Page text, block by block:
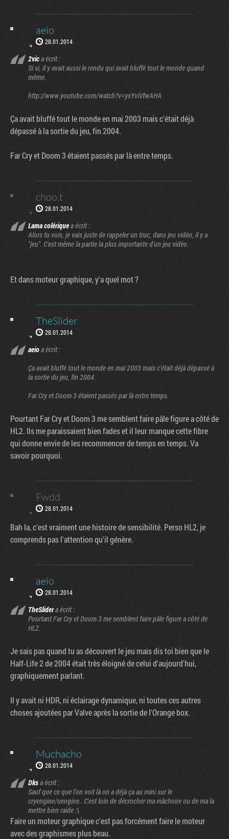
aeio
28.01.2014
2vica écrit :
Si si, il y avait aussi le rendu qui avait bluffé tout le monde quand
même.
http://www.youtube.com/watch?v=yxYviVfwAHA
Ça avait bluffé tout le monde en mai 2003 mais c'était déjà
dépassé à la sortie du jeu, fin 2004.
Far Cry et Doom 3 étaient passés par là entre temps.
choo.t
28.01.2014
Lama colériquea écrit :
Alors tu vois, je vais juste de rappeler un truc, dans jeu vidéo, il y a
"jeu". C'est même la partie la plus importante d'un jeu vidéo.
Et dans moteur graphique, y'a quel mot ?
TheSlider
28.01.2014
aeioa écrit :
Ça avait bluffé tout le monde en mai 2003 mais c'était déjà dépassé à
la sortie du jeu, fin 2004.
Far Cry et Doom 3 étaient passés par là entre temps.
Pourtant Far Cry et Doom 3 me semblent faire pâle figure a côté de
HL2. Ils me paraissaient bien fades et il leur manque cette fibre
qui donne envie de les recommencer de temps en temps. Va
savoir pourquoi.
Fwdd
28.01.2014
Bah la, c'est vraiment une histoire de sensibilité. Perso HL2, je
comprends pas l'attention qu'il génère.
aeio
28.01.2014
TheSlidera écrit :
Pourtant Far Cry et Doom 3 me semblent faire pâle figure a côté de
HL2.
Je sais pas quand tu as découvert le jeu mais dis toi bien que le
Half-Life 2 de 2004 était très éloigné de celui d'aujourd'hui,
graphiquement parlant.
Il y avait ni HDR, ni éclairage dynamique, ni toutes ces autres
choses ajoutées par Valve après la sortie de l'Orange box.
Muchacho
28.01.2014
Dksa écrit :
Sauf que ce que l'on voit là on a déjà ça au mini sur le
cryengine/uengine.. C'est loin de décrocher ma mâchoire ou de ma la
mettre bien raide :\
Faire un moteur graphique c'est pas forcément faire le moteur
avec des graphismes plus beau.